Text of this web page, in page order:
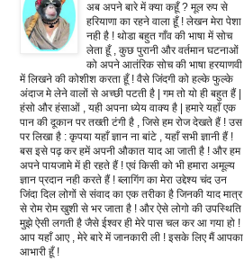
अब अपने बारे में क्या कहूँ ? मूल रुप से
हरियाणा का रहने वाला हूँ ! लेखन मेरा पेशा
नही है ! थोडा बहुत गाँव की भाषा में सोच
लेता हूँ , कुछ पुरानी और वर्तमान घटनाओं
को अपने आतंरिक सोच की भाषा हरयाणवी
में लिखने की कोशीश करता हूँ ! वैसे जिंदगी को हल्के फुल्के
अंदाज मे लेने वालों से अच्छी पटती है | गम तो यो ही बहुत हैं |
हंसो और हंसाओं , यही अपना ध्येय वाक्य है | हमारे यहाँ एक
पान की दूकान पर तख्ती टंगी है , जिसे हम रोज देखते हैं ! उस
पर लिखा है : कृपया यहाँ ज्ञान ना बांटे , यहाँ सभी ज्ञानी हैं !
बस इसे पढ़ कर हमें अपनी औकात याद आ जाती है ! और हम
अपने पायजामे में ही रहते हैं ! एवं किसी को भी हमारा अमूल्य
ज्ञान प्रदान नही करते हैं ! ब्लागिंग का मेरा उद्देश्य चंद उन
जिंदा दिल लोगों से संवाद का एक तरीका है जिनकी याद मात्र
से रोम रोम खुशी से भर जाता है ! और ऐसे लोगो की उपस्थिति
मुझे ऐसी लगती है जैसे ईश्वर ही मेरे पास चल कर आ गया हो !
आप यहाँ आए , मेरे बारे में जानकारी ली ! इसके लिए मैं आपका
आभारी हूँ !